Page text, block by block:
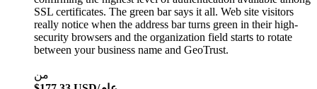
SSL certificates. The green bar says it all. Web site visitors
really notice when the address bar turns green in their high-
security browsers and the organization field starts to rotate
between your business name and GeoTrust.
من